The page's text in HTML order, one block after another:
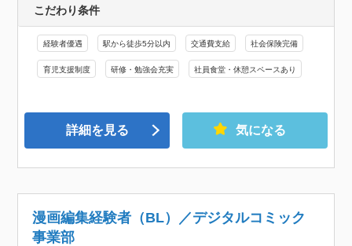
こだわり条件
経験者優遇 駅から徒歩5分以内 交通費支給 社会保険完備
育児支援制度 研修・勉強会充実 社員食堂・休憩スペースあり
詳細を見る 気になる
漫画編集経験者（BL）／デジタルコミック
事業部